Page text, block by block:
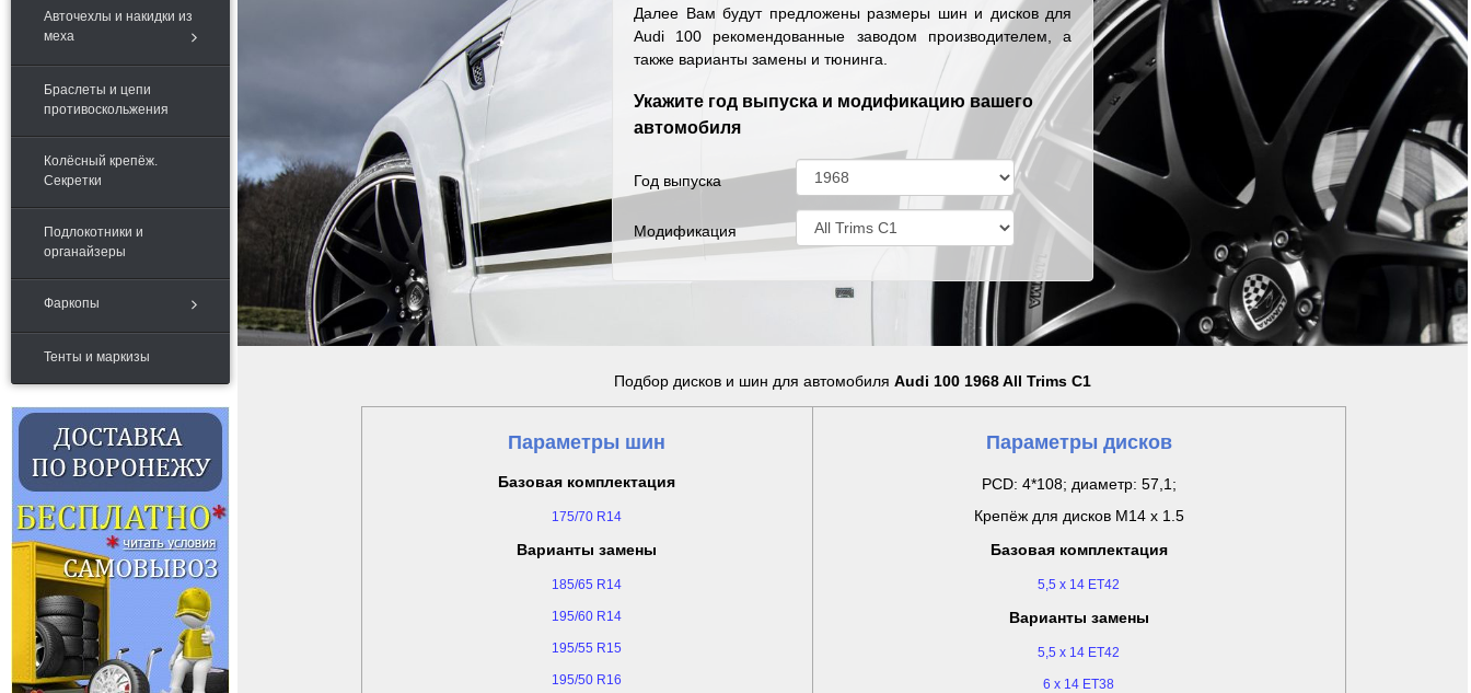
Авточехлы и накидки из
меха
Браслеты и цепи
противоскольжения
Колёсный крепёж.
Секретки
Подлокотники и
органайзеры
Фаркопы
Тенты и маркизы
Далее Вам будут предложены размеры шин и дисков для
Audi 100 рекомендованные заводом производителем, а
также варианты замены и тюнинга.
Укажите год выпуска и модификацию вашего
автомобиля
Год выпуска
Модификация
Подбор дисков и шин для автомобиля Audi 100 1968 All Trims C1
Параметры шин
Базовая комплектация
175/70 R14
Варианты замены
185/65 R14
195/60 R14
195/55 R15
195/50 R16
Параметры дисков
PCD: 4*108; диаметр: 57,1;
Крепёж для дисков M14 x 1.5
Базовая комплектация
5,5 x 14 ET42
Варианты замены
5,5 x 14 ET42
6 x 14 ET38